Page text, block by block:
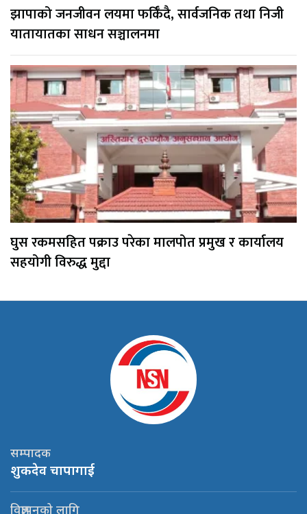
झापाको जनजीवन लयमा फर्किँदै, सार्वजनिक तथा निजी
यातायातका साधन सञ्चालनमा
घुस रकमसहित पक्राउ परेका मालपोत प्रमुख र कार्यालय
सहयोगी विरुद्ध मुद्दा
सम्पादक
शुकदेव चापागाई